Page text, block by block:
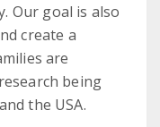
Our goal is also
create a
are
being
the USA.